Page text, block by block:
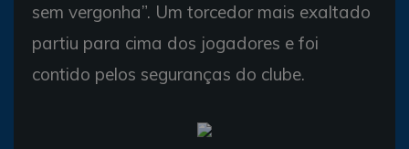
sem vergonha”. Um torcedor mais exaltado
partiu para cima dos jogadores e foi
contido pelos seguranças do clube.